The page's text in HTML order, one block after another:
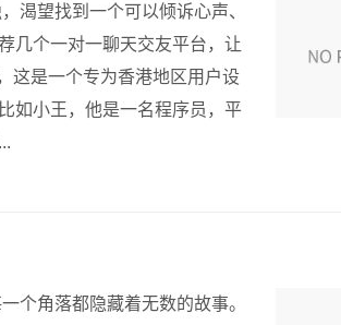
渴望找到一个可以倾诉心声、
几个一对一聊天交友平台，让
这是一个专为香港地区用户设
如小王，他是一名程序员，平
个角落都隐藏着无数的故事。